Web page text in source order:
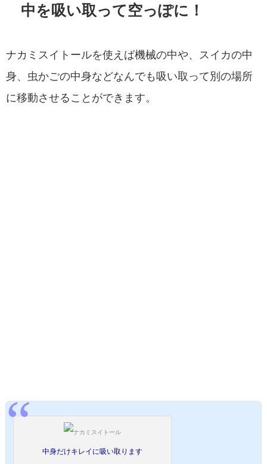
中を吸い取って空っぽに！
ナカミスイトールを使えば機械の中や、スイカの中
身、虫かごの中身などなんでも吸い取って別の場所
に移動させることができます。
中身だけキレイに吸い取ります